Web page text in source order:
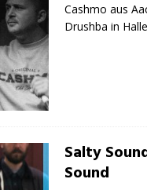
Cashmo aus
Drushba in
Salty
Sound